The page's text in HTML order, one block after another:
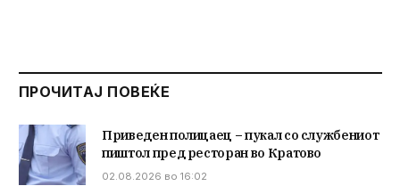
ПРОЧИТАЈ ПОВЕЌЕ
Приведен полицаец – пукал со службениот
пиштол пред ресторан во Кратово
02.08.2026 во 16:02